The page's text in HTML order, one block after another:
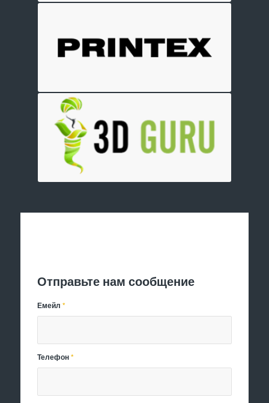
Отправьте нам сообщение
Емейл*
Телефон*